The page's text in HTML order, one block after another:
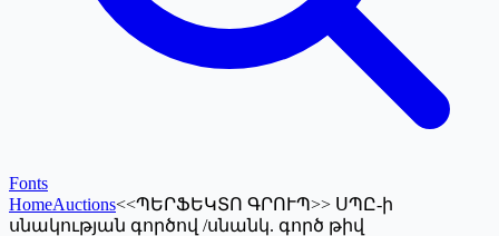
Fonts
HomeAuctions<<ՊԵՐՖԵԿՏՈ ԳՐՈՒՊ>> ՍՊԸ-ի
սնակության գործով /սնանկ. գործ թիվ